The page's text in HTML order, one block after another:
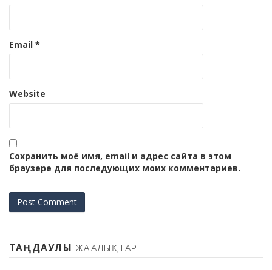
Email *
Website
Сохранить моё имя, email и адрес сайта в этом
браузере для последующих моих комментариев.
ТАҢДАУЛЫ ЖАҢАЛЫҚТАР